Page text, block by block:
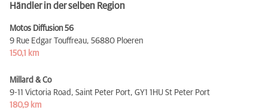
Händler in der selben Region
Motos Diffusion 56
9 Rue Edgar Touffreau, 56880 Ploeren
150,1 km
Millard & Co
9-11 Victoria Road, Saint Peter Port, GY1 1HU St Peter Port
180,9 km